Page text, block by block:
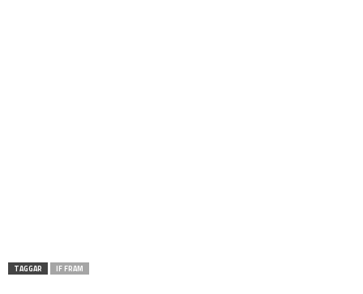
TAGGAR IF FRAM